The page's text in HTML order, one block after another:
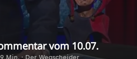
vom 10.07.
9 Min. · Der Wegscheider